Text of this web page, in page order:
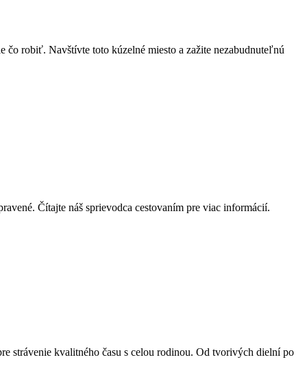
čo robiť. Navštívte toto kúzelné miesto a zažite nezabudnuteľnú
Čítajte náš sprievodca cestovaním pre viac informácií.
strávenie kvalitného času s celou rodinou. Od tvorivých dielní po